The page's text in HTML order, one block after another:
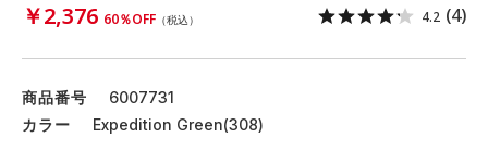
￥2,376 60％OFF （税込） 4.2 (4)
商品番号
6007731
カラー
Expedition Green(308)